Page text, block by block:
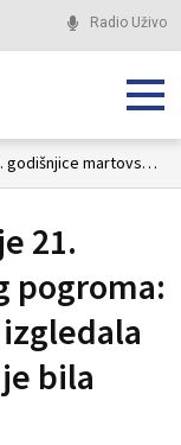
Radio Uživo
Centralno obeležavanje 21. godišnjice martovskog pogroma: Naša žrtva, koliko god izgledala teška i nepravedna, nije bila uzaludna
21.
pogroma:
bila